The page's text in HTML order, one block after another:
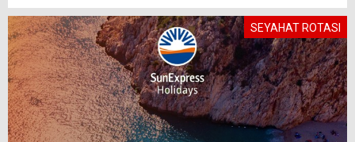
SEYAHAT ROTASI